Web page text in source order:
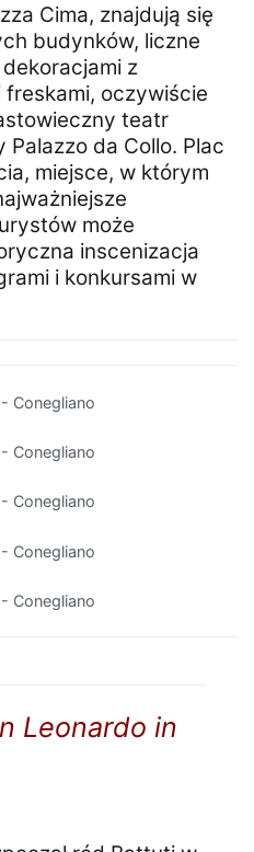
Cima, znajdują się
budynków, liczne
z
freskami, oczywiście
teatr
da Collo. Plac
miejsce, w którym
może
inscenizacja
i konkursami w
Leonardo in